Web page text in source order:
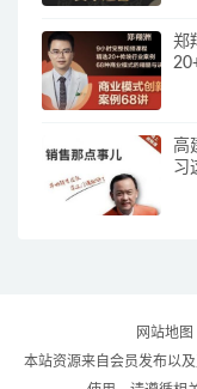
郑
高
习
网站地图
本站资源来自会员发布以